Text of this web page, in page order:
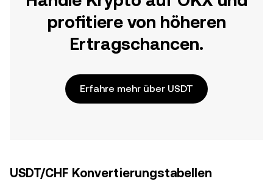
profitiere von höheren
Ertragschancen.
Erfahre mehr über USDT
USDT/CHF Konvertierungstabellen